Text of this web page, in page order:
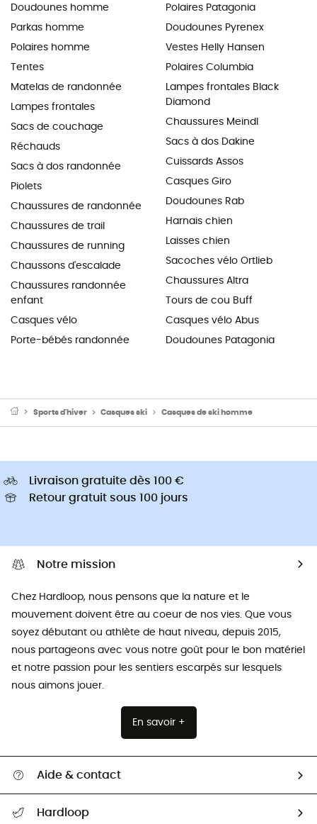
Doudounes homme
Parkas homme
Polaires homme
Tentes
Matelas de randonnée
Lampes frontales
Sacs de couchage
Réchauds
Sacs à dos randonnée
Piolets
Chaussures de randonnée
Chaussures de trail
Chaussures de running
Chaussons d'escalade
Chaussures randonnée
enfant
Casques vélo
Porte-bébés randonnée
Polaires Patagonia
Doudounes Pyrenex
Vestes Helly Hansen
Polaires Columbia
Lampes frontales Black
Diamond
Chaussures Meindl
Sacs à dos Dakine
Cuissards Assos
Casques Giro
Doudounes Rab
Harnais chien
Laisses chien
Sacoches vélo Ortlieb
Chaussures Altra
Tours de cou Buff
Casques vélo Abus
Doudounes Patagonia
Sports d'hiver Casques ski Casques de ski homme
Livraison gratuite dès 100 €
Retour gratuit sous 100 jours
Notre mission
Chez Hardloop, nous pensons que la nature et le
mouvement doivent être au coeur de nos vies. Que vous
soyez débutant ou athlète de haut niveau, depuis 2015,
nous partageons avec vous notre goût pour le bon matériel
et notre passion pour les sentiers escarpés sur lesquels
nous aimons jouer.
En savoir +
Aide & contact
Hardloop